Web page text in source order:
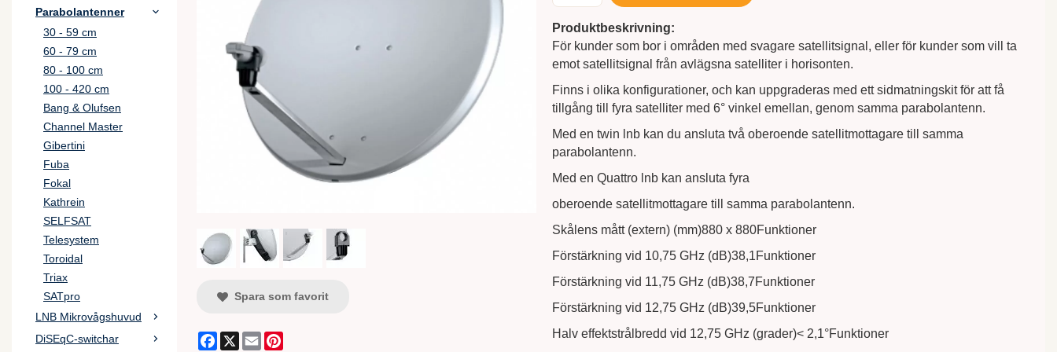
Parabolantenner
30 - 59 cm
60 - 79 cm
80 - 100 cm
100 - 420 cm
Bang & Olufsen
Channel Master
Gibertini
Fuba
Fokal
Kathrein
SELFSAT
Telesystem
Toroidal
Triax
SATpro
LNB Mikrovågshuvud
DiSEqC-switchar
Produktbeskrivning:
För kunder som bor i områden med svagare satellitsignal, eller för kunder som vill ta
emot satellitsignal från avlägsna satelliter i horisonten.
Finns i olika konfigurationer, och kan uppgraderas med ett sidmatningskit för att få
tillgång till fyra satelliter med 6° vinkel emellan, genom samma parabolantenn.
Med en twin lnb kan du ansluta två oberoende satellitmottagare till samma
parabolantenn.
Med en Quattro lnb kan ansluta fyra
oberoende satellitmottagare till samma parabolantenn.
Skålens mått (extern) (mm)880 x 880Funktioner
Förstärkning vid 10,75 GHz (dB)38,1Funktioner
Förstärkning vid 11,75 GHz (dB)38,7Funktioner
Förstärkning vid 12,75 GHz (dB)39,5Funktioner
Halv effektstrålbredd vid 12,75 GHz (grader)< 2,1°Funktioner
Spara som favorit
Facebook
X Email